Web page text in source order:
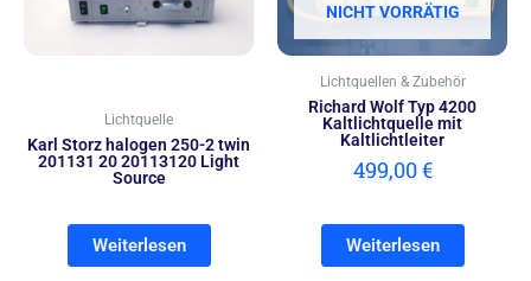
Lichtquelle
Karl Storz halogen 250-2 twin
201131 20 20113120 Light
Source
Weiterlesen
NICHT VORRÄTIG
Lichtquellen & Zubehör
Richard Wolf Typ 4200
Kaltlichtquelle mit
Kaltlichtleiter
499,00€
Weiterlesen